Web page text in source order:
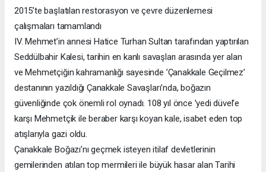
2015’te başlatılan restorasyon ve çevre düzenlemesi
çalışmaları tamamlandı
IV. Mehmet’in annesi Hatice Turhan Sultan tarafından yaptırılan
Seddülbahir Kalesi, tarihin en kanlı savaşları arasında yer alan
ve Mehmetçiğin kahramanlığı sayesinde ’Çanakkale Geçilmez’
destanının yazıldığı Çanakkale Savaşları’nda, boğazın
güvenliğinde çok önemli rol oynadı. 108 yıl önce ’yedi düvel’e
karşı Mehmetçik ile beraber karşı koyan kale, isabet eden top
atışlarıyla gazi oldu.
Çanakkale Boğazı’nı geçmek isteyen itilaf devletlerinin
gemilerinden atılan top mermileri ile büyük hasar alan Tarihi